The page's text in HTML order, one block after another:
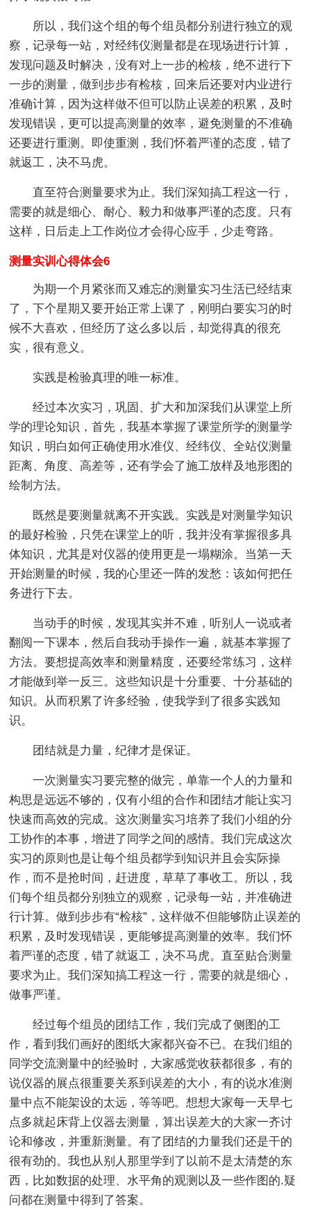
所以，我们这个组的每个组员都分别进行独立的观
察，记录每一站，对经纬仪测量都是在现场进行计算，
发现问题及时解决，没有对上一步的检核，绝不进行下
一步的测量，做到步步有检核，回来后还要对内业进行
准确计算，因为这样做不但可以防止误差的积累，及时
发现错误，更可以提高测量的效率，避免测量的不准确
还要进行重测。即使重测，我们怀着严谨的态度，错了
就返工，决不马虎。
直至符合测量要求为止。我们深知搞工程这一行，
需要的就是细心、耐心、毅力和做事严谨的态度。只有
这样，日后走上工作岗位才会得心应手，少走弯路。
测量实训心得体会6
为期一个月紧张而又难忘的测量实习生活已经结束
了，下个星期又要开始正常上课了，刚明白要实习的时
候不大喜欢，但经历了这么多以后，却觉得真的很充
实，很有意义。
实践是检验真理的唯一标准。
经过本次实习，巩固、扩大和加深我们从课堂上所
学的理论知识，首先，我基本掌握了课堂所学的测量学
知识，明白如何正确使用水准仪、经纬仪、全站仪测量
距离、角度、高差等，还有学会了施工放样及地形图的
绘制方法。
既然是要测量就离不开实践。实践是对测量学知识
的最好检验，只凭在课堂上的听，我并没有掌握很多具
体知识，尤其是对仪器的使用更是一塌糊涂。当第一天
开始测量的时候，我的心里还一阵的发愁：该如何把任
务进行下去。
当动手的时候，发现其实并不难，听别人一说或者
翻阅一下课本，然后自我动手操作一遍，就基本掌握了
方法。要想提高效率和测量精度，还要经常练习，这样
才能做到举一反三。这些知识是十分重要、十分基础的
知识。从而积累了许多经验，使我学到了很多实践知
识。
团结就是力量，纪律才是保证。
一次测量实习要完整的做完，单靠一个人的力量和
构思是远远不够的，仅有小组的合作和团结才能让实习
快速而高效的完成。这次测量实习培养了我们小组的分
工协作的本事，增进了同学之间的感情。我们完成这次
实习的原则也是让每个组员都学到知识并且会实际操
作，而不是抢时间，赶进度，草草了事收工。所以，我
们每个组员都分别独立的观察，记录每一站，并准确进
行计算。做到步步有“检核”，这样做不但能够防止误差的
积累，及时发现错误，更能够提高测量的效率。我们怀
着严谨的态度，错了就返工，决不马虎。直至贴合测量
要求为止。我们深知搞工程这一行，需要的就是细心，
做事严谨。
经过每个组员的团结工作，我们完成了侧图的工
作，看到我们画好的图纸大家都兴奋不已。在我们组的
同学交流测量中的经验时，大家感觉收获都很多，有的
说仪器的展点很重要关系到误差的大小，有的说水准测
量中点不能架设的太远，等等吧。想想大家每一天早七
点多就起床背上仪器去测量，算出误差大的大家一齐讨
论和修改，并重新测量。有了团结的力量我们还是干的
很有劲的。我也从别人那里学到了以前不是太清楚的东
西，比如数据的处理、水平角的观测以及一些作图的.疑
问都在测量中得到了答案。